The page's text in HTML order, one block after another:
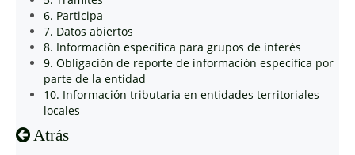
6. Participa
7. Datos abiertos
8. Información específica para grupos de interés
9. Obligación de reporte de información específica por
parte de la entidad
10. Información tributaria en entidades territoriales
locales
Atrás